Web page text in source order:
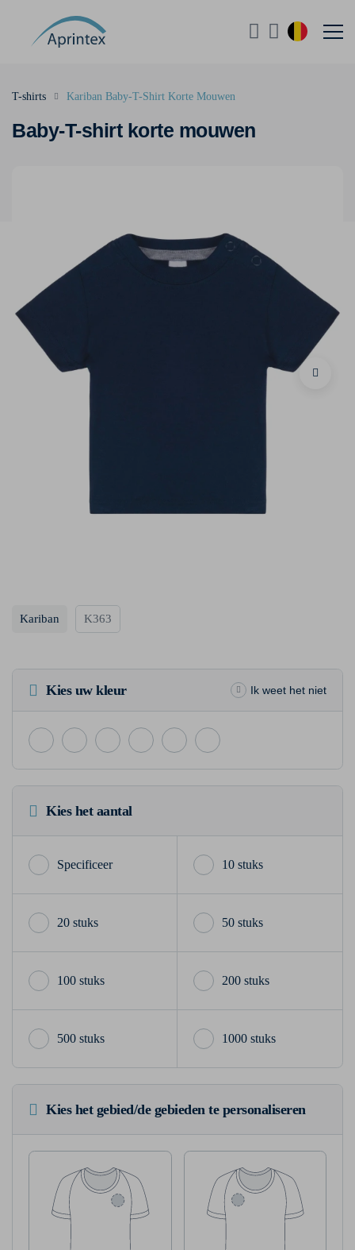
Baby-T-shirt korte mouwen
T-shirts Kariban Baby-T-Shirt Korte Mouwen
Kariban K363
Kies uw kleur Ik weet het niet
Kies het aantal
10 stuks
20 stuks 50 stuks
100 stuks 200 stuks
500 stuks 1000 stuks
Kies het gebied/de gebieden te personaliseren